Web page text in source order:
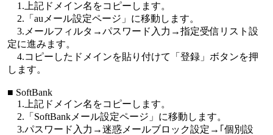
1.上記ドメイン名をコピーします。
2.「auメール設定ページ」に移動します。
3.メールフィルタ→パスワード入力→指定受信リスト設
定に進みます。
4.コピーしたドメインを貼り付けて「登録」ボタンを押
します。
■ SoftBank
1.上記ドメイン名をコピーします。
2.「SoftBankメール設定ページ」に移動します。
3.パスワード入力→迷惑メールブロック設定→｢個別設